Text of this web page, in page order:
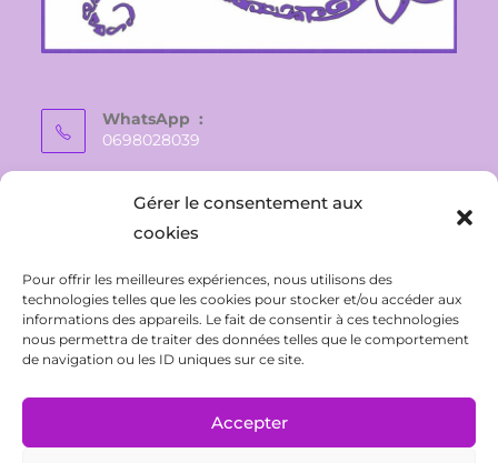
Gérer le consentement aux
cookies
Pour offrir les meilleures expériences, nous utilisons des
technologies telles que les cookies pour stocker et/ou accéder aux
informations des appareils. Le fait de consentir à ces technologies
nous permettra de traiter des données telles que le comportement
de navigation ou les ID uniques sur ce site.
Accepter
WhatsApp :
0698028039
vaite.e.tiare@gmail.com